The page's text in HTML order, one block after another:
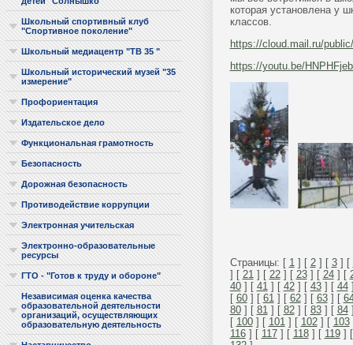
Школьный спортивный клуб
"Спортивное поколение"
Школьный медиацентр "ТВ 35 "
Школьный исторический музей "35
измерение"
Профориентация
Издательское дело
Функциональная грамотность
Безопасность
Дорожная безопасность
Противодействие коррупции
Электронная учительская
Электронно-образовательные
ресурсы
ГТО - "Готов к труду и обороне"
Независимая оценка качества
образовательной деятельности
организаций, осуществляющих
образовательную деятельность
которая установлена у
классов.
https://cloud.mail.ru/
https://youtu.be/
Страницы: [ 1 ] [ 2] [ 3] [
] [ 21 ] [ 22] [ 23] [ 24] [
40] [ 41 ] [ 42] [ 43] [ 44
[ 60] [ 61 ] [ 62] [ 63] [
80] [ 81 ] [ 82] [ 83] [ 84
[ 100] [ 101 ] [ 102] [ 103
116] [ 117] [ 118] [ 119]